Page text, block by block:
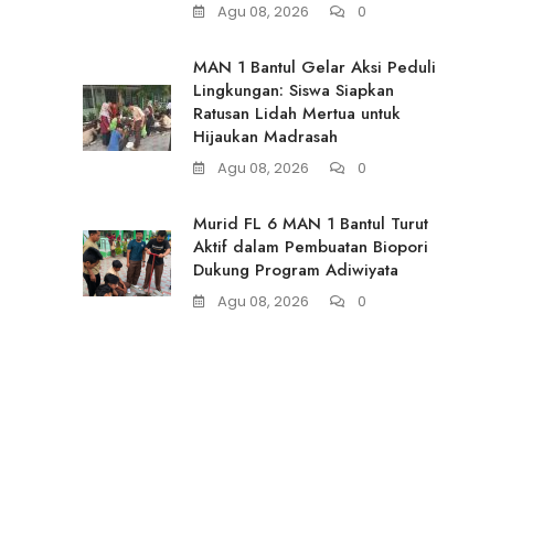
Agu 08, 2026 0
MAN 1 Bantul Gelar Aksi Peduli
Lingkungan: Siswa Siapkan
Ratusan Lidah Mertua untuk
Hijaukan Madrasah
Agu 08, 2026 0
Murid FL 6 MAN 1 Bantul Turut
Aktif dalam Pembuatan Biopori
Dukung Program Adiwiyata
Agu 08, 2026 0